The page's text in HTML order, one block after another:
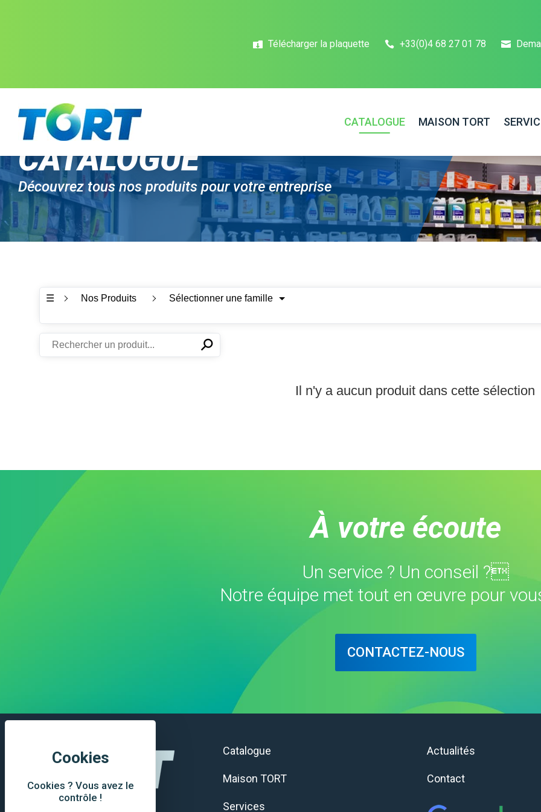
Cookies ? Vous avez le
contrôle !
Télécharger la plaquette +33(0)4 68 27 01 78
CATALOGUE MAISON TORT
CATALOGUE
Découvrez tous nos produits pour votre entreprise
☰ Nos Produits Sélectionner une famille
✕⚲
Il n'y a aucun produit dans cette sélection
À votre écoute
Un service ? Un conseil ?
Notre équipe met tout en œuvre pour
CONTACTEZ-NOUS
Catalogue
Maison TORT
Services
Actualités
Contact